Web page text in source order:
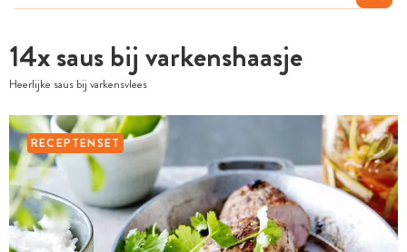
14x saus bij varkenshaasje
Heerlijke saus bij varkensvlees
RECEPTENSET
MIJN BEWAARDE RECEPTEN